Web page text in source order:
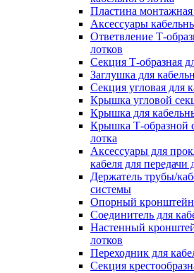
Пластина монтажная
Аксессуары
Ответвление Т-
лотков
Секция Т-образная
Заглушка для
Секция угловая для
Крышка угловой
Крышка для
Крышка Т-образной
лотка
Аксессуары для
кабеля для передачи
Держатель трубы/
системы
Опорный кронштейн
Соединитель для
Настенный
лотков
Переходник для
Секция